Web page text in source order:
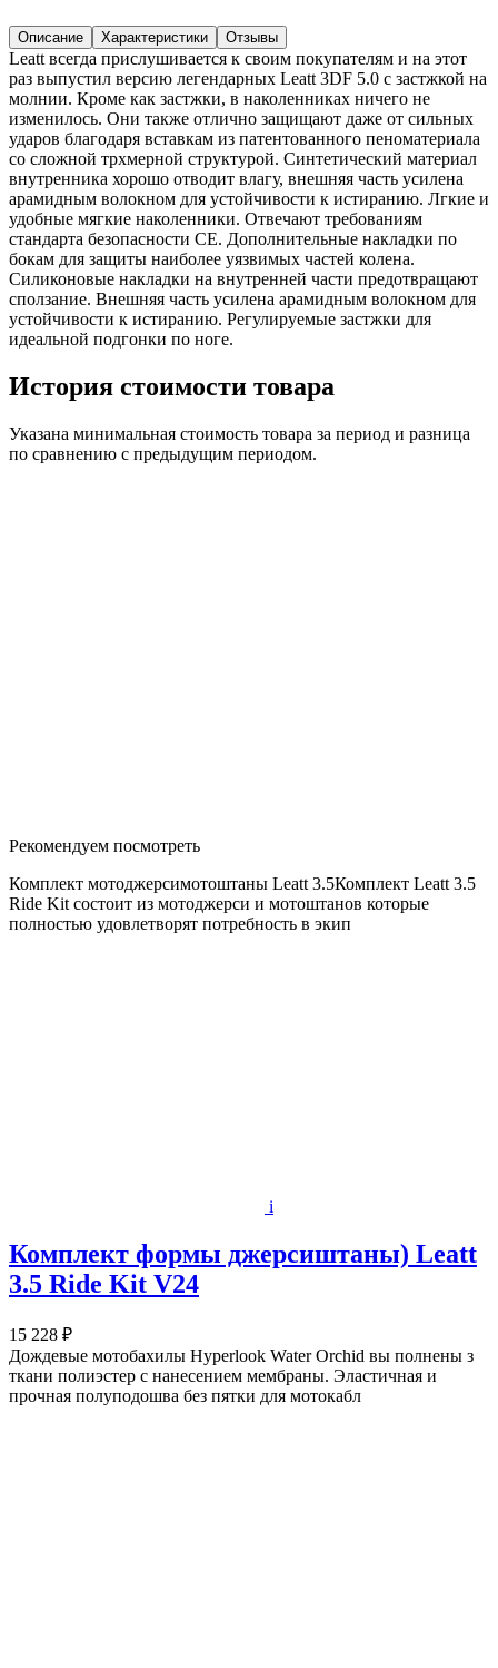
Описание Характеристики Отзывы
Leatt всегда прислушивается к своим покупателям и на этот
раз выпустил версию легендарных Leatt 3DF 5.0 с застжкой на
молнии. Кроме как застжки, в наколенниках ничего не
изменилось. Они также отлично защищают даже от сильных
ударов благодаря вставкам из патентованного пеноматериала
со сложной трхмерной структурой. Синтетический материал
внутренника хорошо отводит влагу, внешняя часть усилена
арамидным волокном для устойчивости к истиранию. Лгкие и
удобные мягкие наколенники. Отвечают требованиям
стандарта безопасности CE. Дополнительные накладки по
бокам для защиты наиболее уязвимых частей колена.
Силиконовые накладки на внутренней части предотвращают
сползание. Внешняя часть усилена арамидным волокном для
устойчивости к истиранию. Регулируемые застжки для
идеальной подгонки по ноге.
История стоимости товара
Указана минимальная стоимость товара за период и разница
по сравнению с предыдущим периодом.
Рекомендуем посмотреть
Комплект мотоджерсимотоштаны Leatt 3.5Комплект Leatt 3.5
Ride Kit состоит из мотоджерси и мотоштанов которые
полностью удовлетворят потребность в экип
i
Комплект формы джерсиштаны) Leatt
3.5 Ride Kit V24
15 228 ₽
Дождевые мотобахилы Hyperlook Water Orchid вы полнены з
ткани полиэстер с нанесением мембраны. Эластичная и
прочная полуподошва без пятки для мотокабл